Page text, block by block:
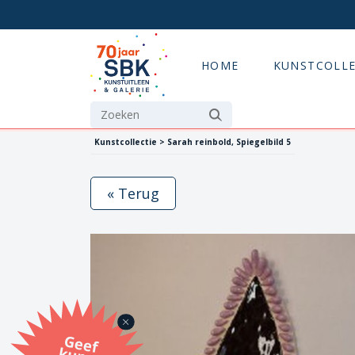
HOME
Kunstcollectie > Sarah reinbold, Spiegelbild 5
G
eef
u
n
st
a
d
o
m
et
e SB
K
u
n
stb
o
n
« Terug